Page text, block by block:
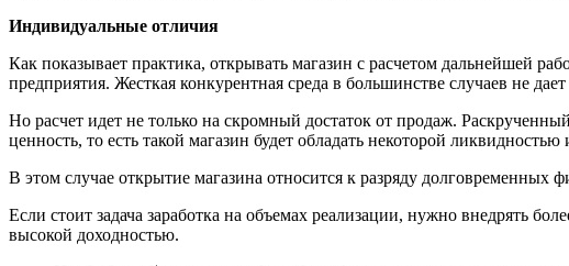
Индивидуальные отличия
Как показывает практика, открывать магазин с расчетом дальнейшей
предприятия. Жесткая конкурентная среда в большинстве случаев не
Но расчет идет не только на скромный достаток от продаж.
ценность, то есть такой магазин будет обладать некоторой
В этом случае открытие магазина относится к разряду долговременных
Если стоит задача заработка на объемах реализации, нужно внедрять
высокой доходностью.